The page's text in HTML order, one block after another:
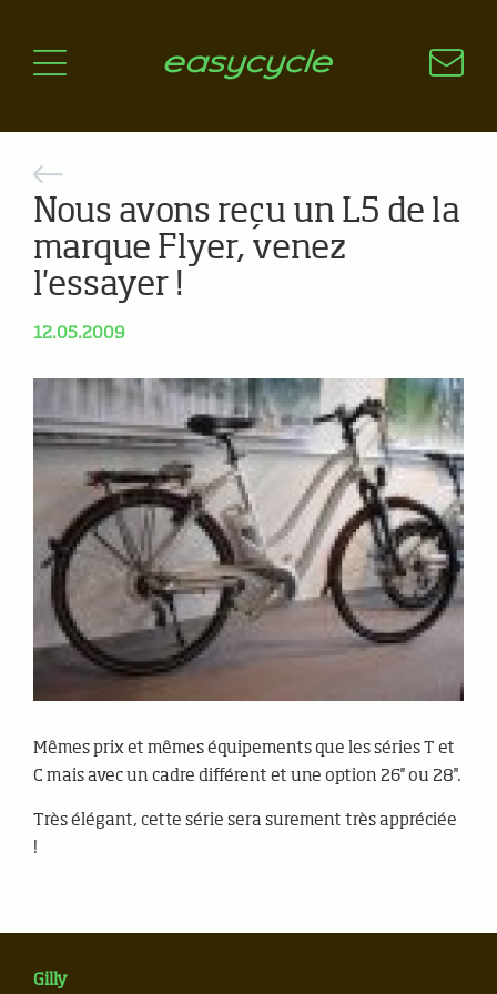
Aspects techniques
Questions / Réponses
A jour
News
Nous avons reçu un L5 de la
marque Flyer, venez
l'essayer !
12.05.2009
Mêmes prix et mêmes équipements que les séries T et
C mais avec un cadre différent et une option 26'' ou 28''.
Très élégant, cette série sera surement très appréciée
!
Gilly